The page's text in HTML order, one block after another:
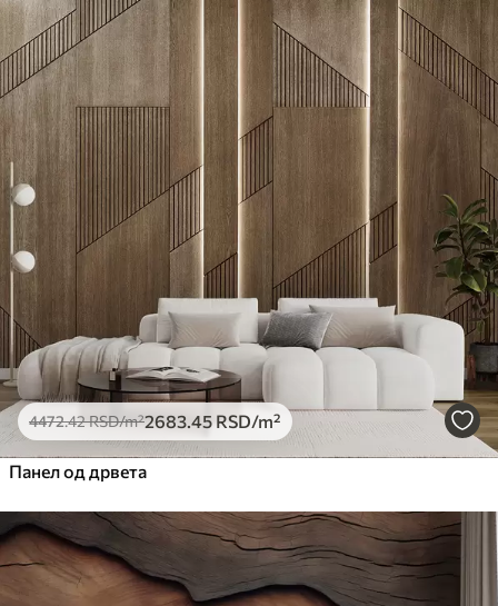
4472.42RSD/m²2683 .45 RSD/m²
Панел од дрвета